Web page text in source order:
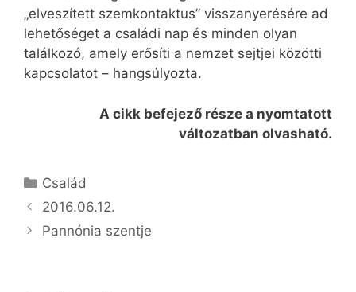
„elveszített szemkontaktus” visszanyerésére ad
lehetőséget a családi nap és minden olyan
találkozó, amely erősíti a nemzet sejtjei közötti
kapcsolatot – hangsúlyozta.
A cikk befejező része a nyomtatott
változatban olvasható.
Kategória
Család
2016.06.12.
Pannónia szentje